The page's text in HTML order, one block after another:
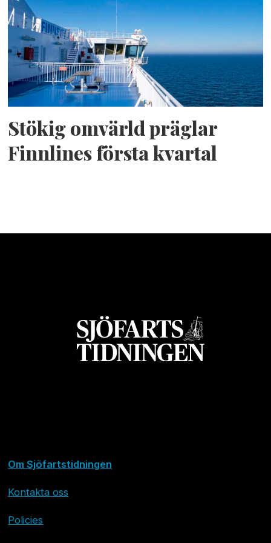
Stökig omvärld präglar
Finnlines första kvartal
Om Sjöfartstidningen
Kontakta oss
Policies